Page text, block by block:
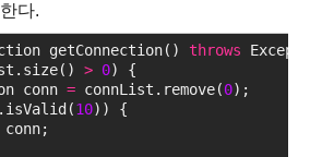
다.
getConnection() throws
> 0) {
conn = connList.remove(0);
10)) {
conn;